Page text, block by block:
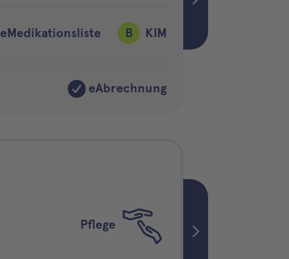
eMedikationsliste B KIM
eAbrechnung
Pflege